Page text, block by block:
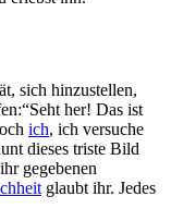
sich hinzustellen,
her! Das ist
ich, ich versuche
dieses triste Bild
gegebenen
glaubt ihr. Jedes